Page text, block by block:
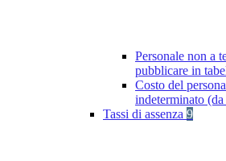
Personale non a
pubblicare in
Costo del
indeterminato
Tassi di assenza 9